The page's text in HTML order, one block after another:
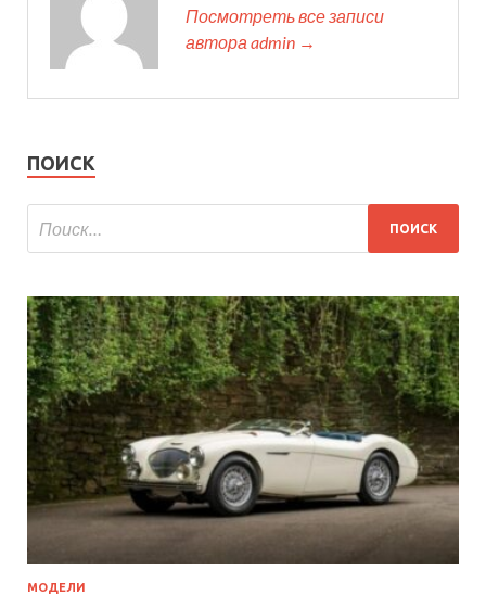
Посмотреть все записи
автора admin →
ПОИСК
МОДЕЛИ